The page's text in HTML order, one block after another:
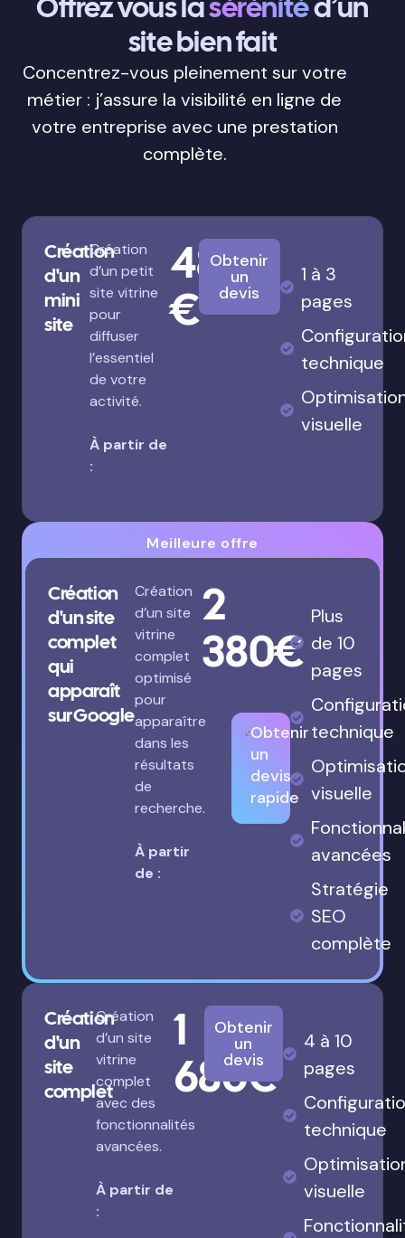
site bien fait
Concentrez-vous pleinement sur votre
métier : j’assure la visibilité en ligne de
votre entreprise avec une prestation
complète.
Création
d'un
mini
site
Création
d’un petit
site vitrine
pour
diffuser
l’essentiel
de votre
activité.
À partir de
:
480
€
Obtenir
un
devis
1 à 3
pages
technique
visuelle
Meilleure offre
Création
d'un site
complet
qui
apparaît
sur Google
Création
d’un site
vitrine
complet
optimisé
pour
apparaître
dans les
résultats
de
recherche.
À partir
de :
2
380€
Obtenir
un
devis
rapide
Plus
de 10
pages
technique
visuelle
avancées
Stratégie
SEO
complète
Création
d'un
site
complet
Création
d’un site
vitrine
complet
avec des
fonctionnalités
avancées.
À partir de
:
1
680€
Obtenir
un
devis
4 à 10
pages
technique
visuelle